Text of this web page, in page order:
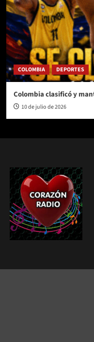
COLOMBIA DEPORTES
Colombia clasificó y
10 de julio de 2026